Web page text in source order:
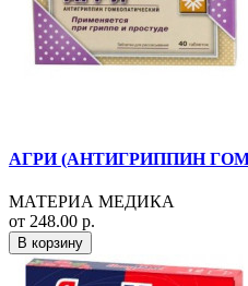
АГРИ (АНТИГРИППИН
МАТЕРИА МЕДИКА
от 248.00 р.
В корзину